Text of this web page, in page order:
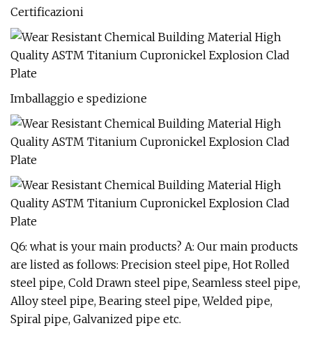
Certificazioni
Imballaggio e spedizione
Q6: what is your main products? A: Our main products
are listed as follows: Precision steel pipe, Hot Rolled
steel pipe, Cold Drawn steel pipe, Seamless steel pipe,
Alloy steel pipe, Bearing steel pipe, Welded pipe,
Spiral pipe, Galvanized pipe etc.